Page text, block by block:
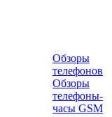
Обзоры
телефонов
Обзоры
телефоны-
часы GSM